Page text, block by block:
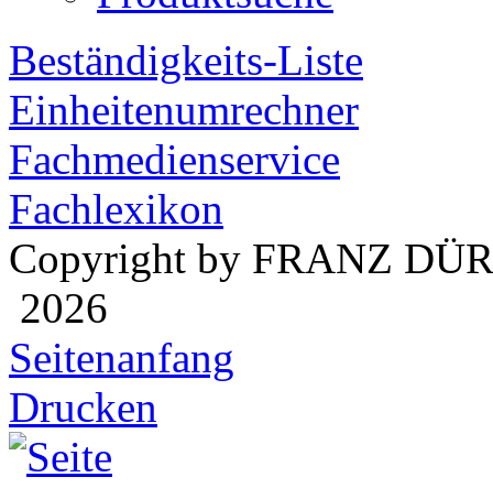
Beständigkeits-Liste
Einheitenumrechner
Fachmedienservice
Fachlexikon
Copyright by FRANZ
2026
Seitenanfang
Drucken